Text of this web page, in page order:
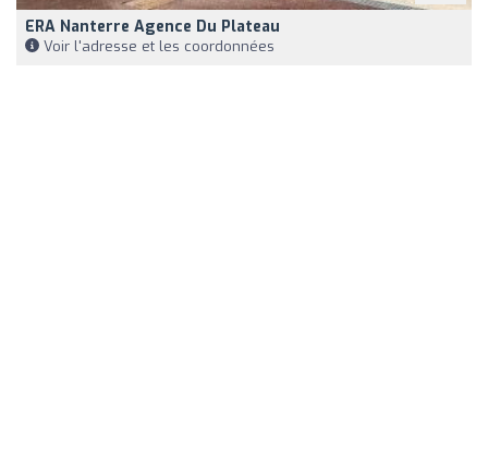
ERA Nanterre Agence Du Plateau
Voir l'adresse et les coordonnées